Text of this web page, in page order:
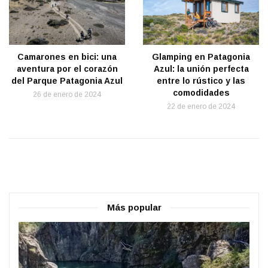
Camarones en bici: una
aventura por el corazón
del Parque Patagonia Azul
26 de enero de 2024
Glamping en Patagonia
Azul: la unión perfecta
entre lo rústico y las
comodidades
22 de enero de 2024
Más popular